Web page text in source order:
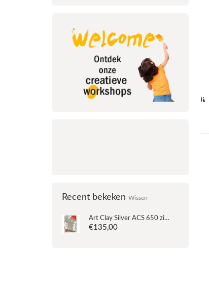
Recent bekeken Wissen
Art Clay Silver ACS 650 zilverklei 20 gram
€135,00